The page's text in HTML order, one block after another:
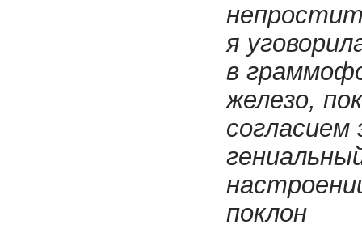
я
в
железо,
поклон